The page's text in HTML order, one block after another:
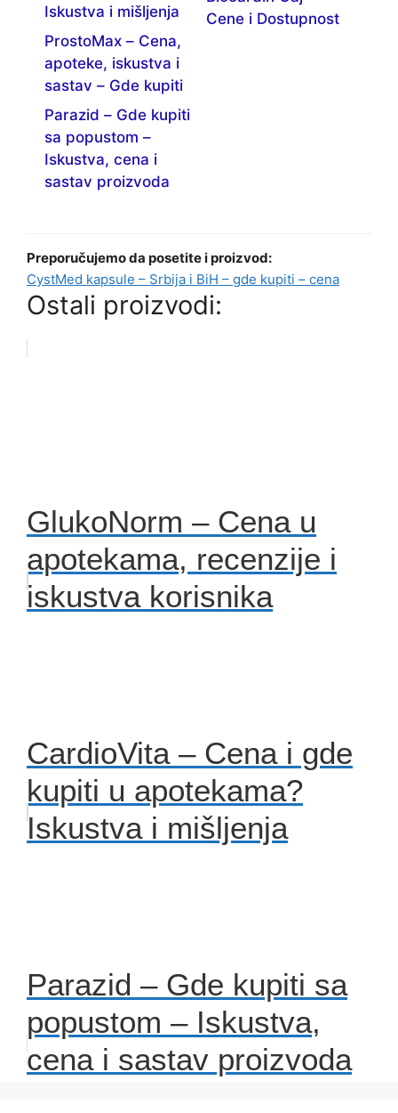
Iskustva i mišljenja
ProstoMax – Cena,
apoteke, iskustva i
sastav – Gde kupiti
Parazid – Gde kupiti
sa popustom –
Iskustva, cena i
sastav proizvoda
Cene i Dostupnost
Preporučujemo da posetite i proizvod:
CystMed kapsule – Srbija i BiH – gde kupiti – cena
Ostali proizvodi:
GlukoNorm – Cena u
apotekama, recenzije i
iskustva korisnika
CardioVita – Cena i gde
kupiti u apotekama?
Iskustva i mišljenja
Parazid – Gde kupiti sa
popustom – Iskustva,
cena i sastav proizvoda